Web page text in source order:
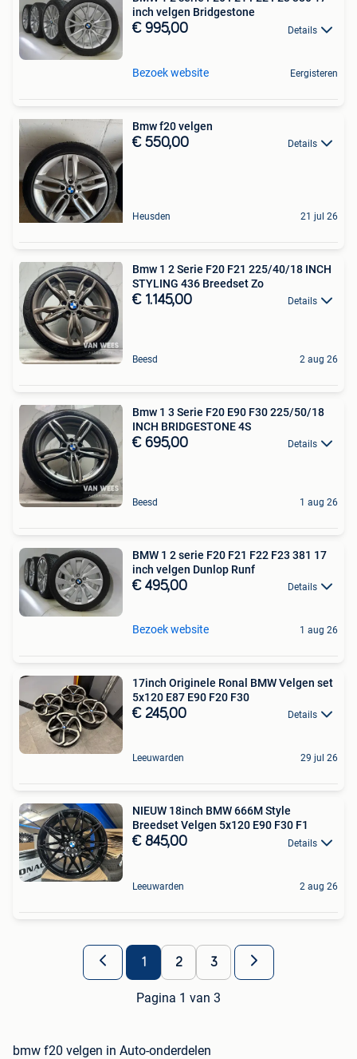
inch velgen Bridgestone
€ 995,00 Details
Bezoek website Eergisteren
Bmw f20 velgen
€ 550,00 Details
Heusden 21 jul 26
Bmw 1 2 Serie F20 F21 225/40/18 INCH
STYLING 436 Breedset Zo
€ 1.145,00 Details
Beesd 2 aug 26
Bmw 1 3 Serie F20 E90 F30 225/50/18
INCH BRIDGESTONE 4S
€ 695,00 Details
Beesd 1 aug 26
BMW 1 2 serie F20 F21 F22 F23 381 17
inch velgen Dunlop Runf
€ 495,00 Details
Bezoek website 1 aug 26
17inch Originele Ronal BMW Velgen set
5x120 E87 E90 F20 F30
€ 245,00 Details
Leeuwarden 29 jul 26
NIEUW 18inch BMW 666M Style
Breedset Velgen 5x120 E90 F30 F1
€ 845,00 Details
Leeuwarden 2 aug 26
1 2 3
Pagina 1 van 3
bmw f20 velgen in Auto-onderdelen